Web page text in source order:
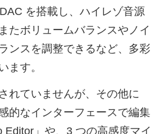
を搭載し、ハイレゾ音源
たボリュームバランスやノイ
ンスを調整できるなど、多彩
ます。
れていませんが、その他に
的なインターフェースで編集
Editor」や、3 つの高感度マイ